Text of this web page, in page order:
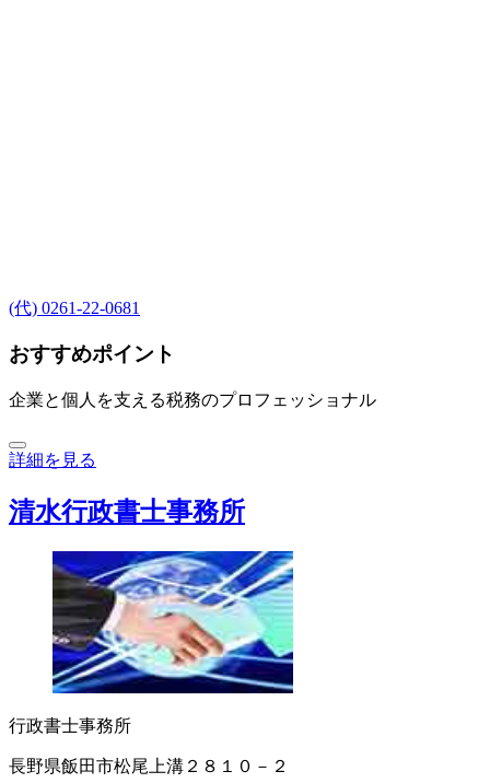
(代) 0261-22-0681
おすすめポイント
企業と個人を支える税務のプロフェッショナル
詳細を見る
清水行政書士事務所
行政書士事務所
長野県飯田市松尾上溝２８１０－２